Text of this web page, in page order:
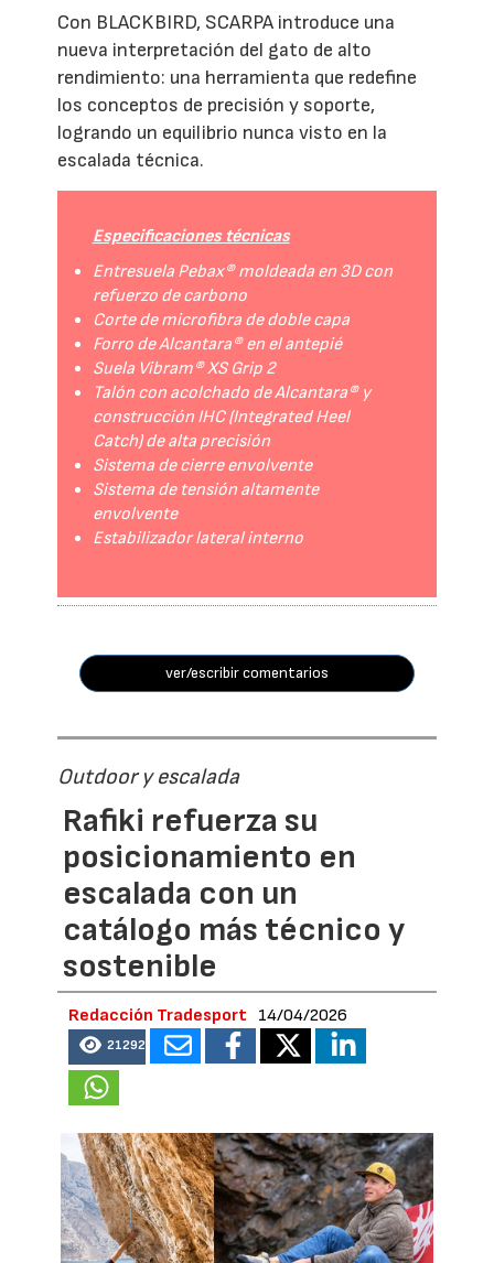
Con BLACKBIRD, SCARPA introduce una
nueva interpretación del gato de alto
rendimiento: una herramienta que redefine
los conceptos de precisión y soporte,
logrando un equilibrio nunca visto en la
escalada técnica.
Especificaciones técnicas
Entresuela Pebax® moldeada en 3D con
refuerzo de carbono
Corte de microfibra de doble capa
Forro de Alcantara® en el antepié
Suela Vibram® XS Grip 2
Talón con acolchado de Alcantara® y
construcción IHC (Integrated Heel
Catch) de alta precisión
Sistema de cierre envolvente
Sistema de tensión altamente
envolvente
Estabilizador lateral interno
ver/escribir comentarios
Outdoor y escalada
Rafiki refuerza su
posicionamiento en
escalada con un
catálogo más técnico y
sostenible
Redacción Tradesport 14/04/2026
21292